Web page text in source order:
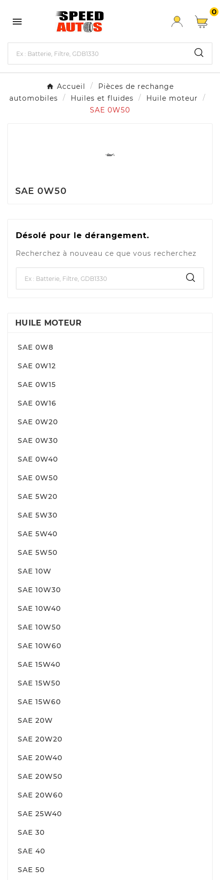

0
Accueil
Pièces de rechange
automobiles
Huiles et fluides
Huile moteur
SAE 0W50
SAE 0W50
Désolé pour le dérangement.
Recherchez à nouveau ce que vous recherchez
HUILE MOTEUR
SAE 0W8
SAE 0W12
SAE 0W15
SAE 0W16
SAE 0W20
SAE 0W30
SAE 0W40
SAE 0W50
SAE 5W20
SAE 5W30
SAE 5W40
SAE 5W50
SAE 10W
SAE 10W30
SAE 10W40
SAE 10W50
SAE 10W60
SAE 15W40
SAE 15W50
SAE 15W60
SAE 20W
SAE 20W20
SAE 20W40
SAE 20W50
SAE 20W60
SAE 25W40
SAE 30
SAE 40
SAE 50